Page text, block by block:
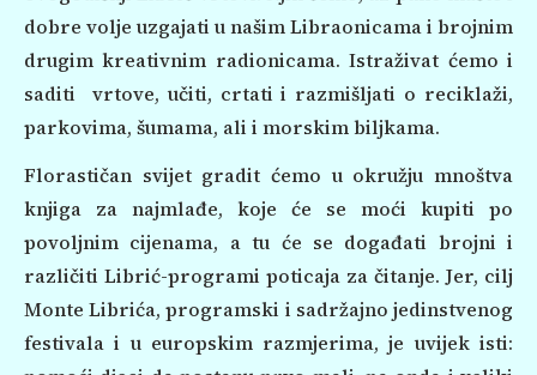
dobre volje uzgajati u našim Libraonicama i brojnim
drugim kreativnim radionicama. Istraživat ćemo i
saditi vrtove, učiti, crtati i razmišljati o reciklaži,
parkovima, šumama, ali i morskim biljkama.
Florastičan svijet gradit ćemo u okružju mnoštva
knjiga za najmlađe, koje će se moći kupiti po
povoljnim cijenama, a tu će se događati brojni i
različiti Librić-programi poticaja za čitanje. Jer, cilj
Monte Librića, programski i sadržajno jedinstvenog
festivala i u europskim razmjerima, je uvijek isti: